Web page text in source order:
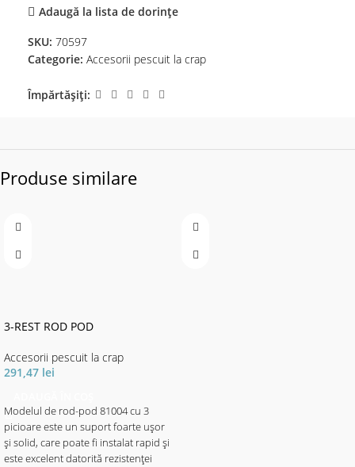
Adaugă la lista de dorințe
SKU: 70597
Categorie: Accesorii pescuit la crap
Împărtășiți:
Produse similare
3-REST ROD POD
Accesorii pescuit la crap
291,47 lei
Modelul de rod-pod 81004 cu 3
picioare este un suport foarte ușor
și solid, care poate fi instalat rapid și
este excelent datorită rezistenței